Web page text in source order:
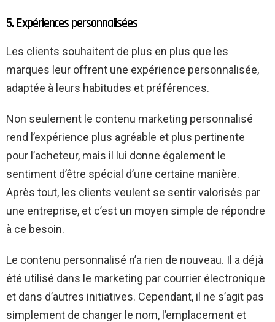
5. Expériences personnalisées
Les clients souhaitent de plus en plus que les
marques leur offrent une expérience personnalisée,
adaptée à leurs habitudes et préférences.
Non seulement le contenu marketing personnalisé
rend l’expérience plus agréable et plus pertinente
pour l’acheteur, mais il lui donne également le
sentiment d’être spécial d’une certaine manière.
Après tout, les clients veulent se sentir valorisés par
une entreprise, et c’est un moyen simple de répondre
à ce besoin.
Le contenu personnalisé n’a rien de nouveau. Il a déjà
été utilisé dans le marketing par courrier électronique
et dans d’autres initiatives. Cependant, il ne s’agit pas
simplement de changer le nom, l’emplacement et